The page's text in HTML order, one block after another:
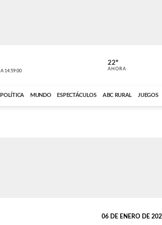
A 14:59:00 ABC CARDINAL
22º
AHORA
POLÍTICA MUNDO ESPECTÁCULOS ABC RURAL JUEGOS
06 DE ENERO DE